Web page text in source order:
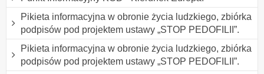
Pikieta informacyjna w obronie życia ludzkiego, zbiórka
podpisów pod projektem ustawy „STOP PEDOFILII”.
Pikieta informacyjna w obronie życia ludzkiego, zbiórka
podpisów pod projektem ustawy „STOP PEDOFILII”.